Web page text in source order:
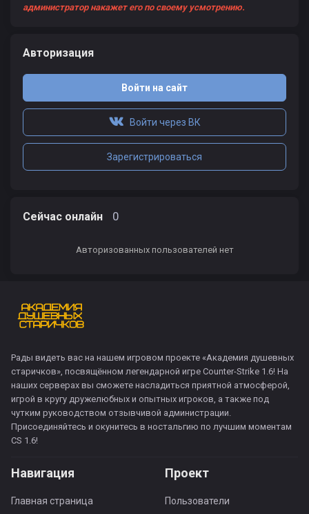
администратор накажет его по своему усмотрению.
Авторизация
Войти на сайт
Войти через ВК
Зарегистрироваться
Сейчас онлайн 0
Авторизованных пользователей нет
Рады видеть вас на нашем игровом проекте «Академия душевных
старичков», посвящённом легендарной игре Counter-Strike 1.6! На
наших серверах вы сможете насладиться приятной атмосферой,
игрой в кругу дружелюбных и опытных игроков, а также под
чутким руководством отзывчивой администрации.
Присоединяйтесь и окунитесь в ностальгию по лучшим моментам
CS 1.6!
Навигация
Главная страница
Проект
Пользователи